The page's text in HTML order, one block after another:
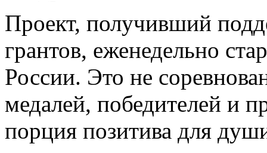
Проект, получивший
грантов, еженедельно
России. Это не
медалей, победителей и
порция позитива для